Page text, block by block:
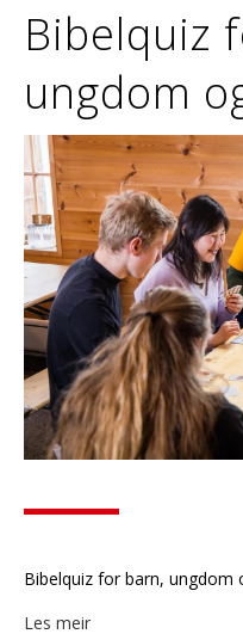
Bibelquiz
ungdom
Bibelquiz for barn, ungdom
Les meir